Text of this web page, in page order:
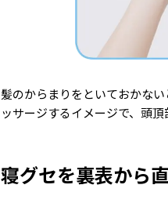
髪のからまりをといておかな
ッサージするイメージで、頭
寝グセを裏表から